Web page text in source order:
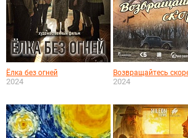
Ёлка без огней
2024
Возвращайтесь
2024